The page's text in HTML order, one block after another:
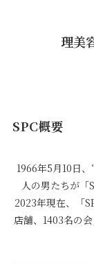
理美
SPC概要
1966年5月10日
人の男たちが「
2023年現在、「
店舗、1403名の